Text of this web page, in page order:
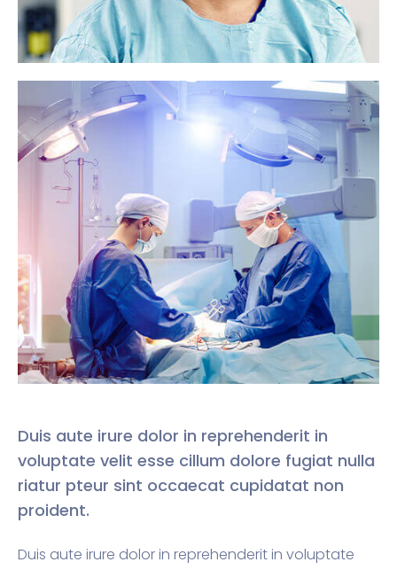
Duis aute irure dolor in reprehenderit in
voluptate velit esse cillum dolore fugiat nulla
riatur pteur sint occaecat cupidatat non
proident.
Duis aute irure dolor in reprehenderit in voluptate